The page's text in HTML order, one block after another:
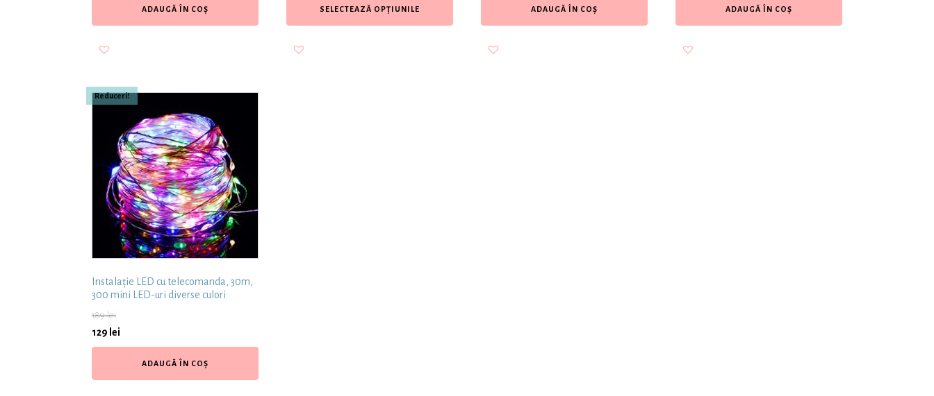
ADAUGĂ ÎN COȘ SELECTEAZĂ OPȚIUNILE ADAUGĂ ÎN COȘ ADAUGĂ ÎN COȘ
Reduceri!
Instalație LED cu telecomanda, 30m,
300 mini LED-uri diverse culori
189lei
129 lei
ADAUGĂ ÎN COȘ